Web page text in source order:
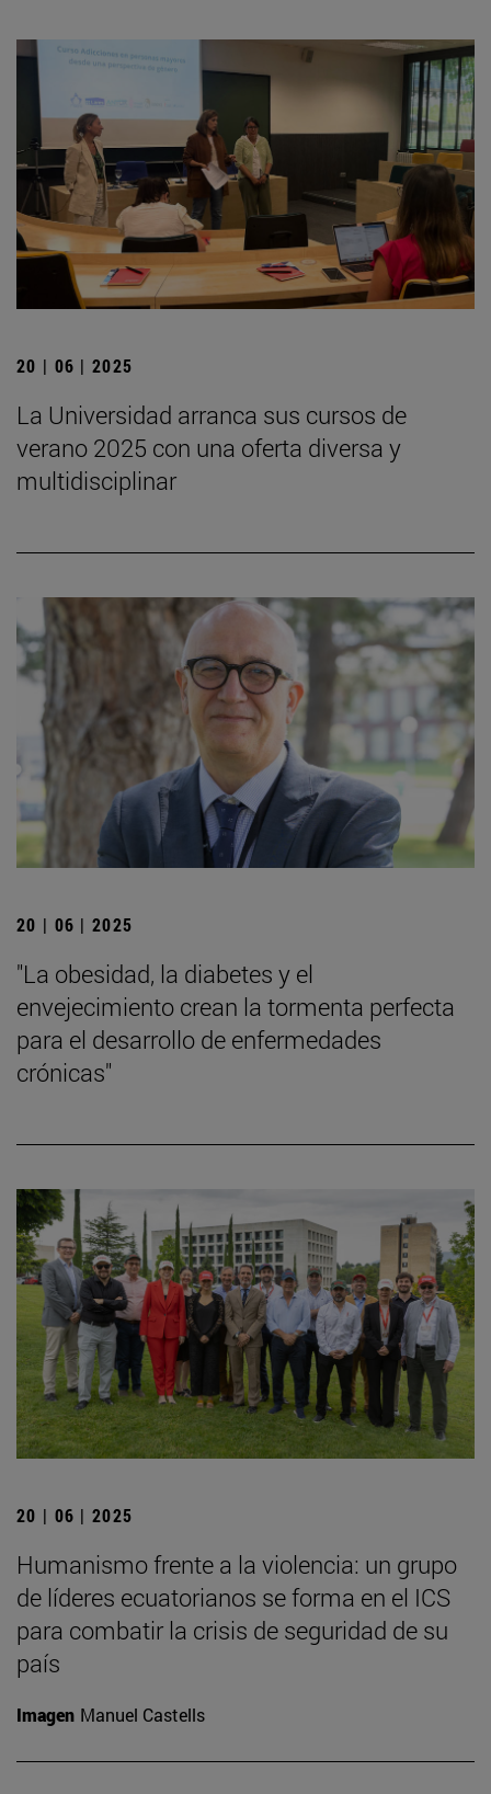
20 | 06 | 2025
La Universidad arranca sus cursos de
verano 2025 con una oferta diversa y
multidisciplinar
20 | 06 | 2025
"La obesidad, la diabetes y el
envejecimiento crean la tormenta perfecta
para el desarrollo de enfermedades
crónicas"
20 | 06 | 2025
Humanismo frente a la violencia: un grupo
de líderes ecuatorianos se forma en el ICS
para combatir la crisis de seguridad de su
país
Imagen Manuel Castells